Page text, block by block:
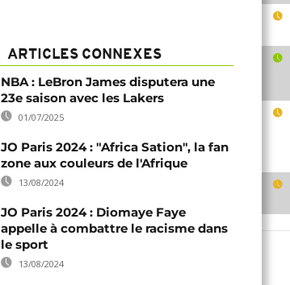
ARTICLES CONNEXES
NBA : LeBron James disputera une
23e saison avec les Lakers
01/07/2025
JO Paris 2024 : "Africa Sation", la fan
zone aux couleurs de l'Afrique
13/08/2024
JO Paris 2024 : Diomaye Faye
appelle à combattre le racisme dans
le sport
13/08/2024